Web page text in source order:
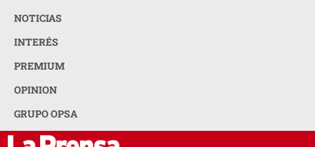
NOTICIAS
INTERÉS
PREMIUM
OPINION
GRUPO OPSA